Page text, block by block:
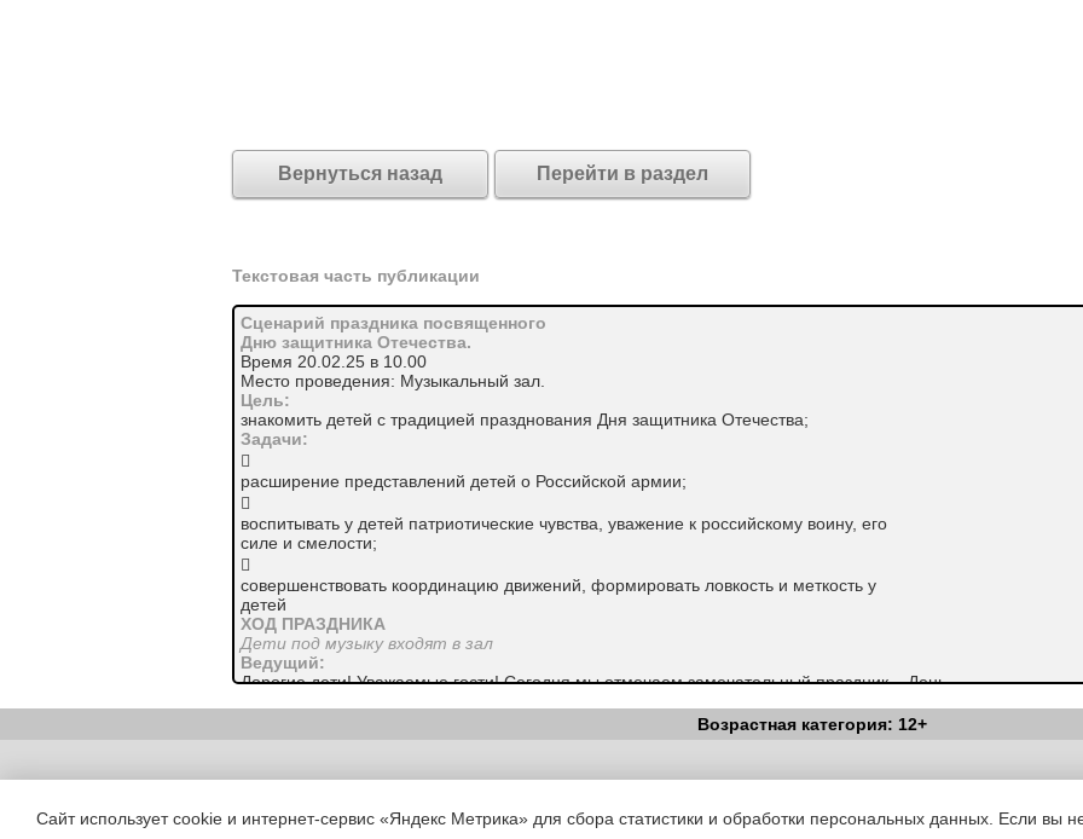
Вернуться назад Перейти в раздел
Текстовая часть публикации
Сценарий праздника посвященного
Дню защитника Отечества.
Время 20.02.25 в 10.00
Место проведения: Музыкальный зал.
Цель:
знакомить детей с традицией празднования Дня защитника Отечества;
Задачи:

расширение представлений детей о Российской армии;

воспитывать у детей патриотические чувства, уважение к российскому воину, его
силе и смелости;

совершенствовать координацию движений, формировать ловкость и меткость у
детей
ХОД ПРАЗДНИКА
Дети под музыку входят в зал
Ведущий:
Дорогие дети! Уважаемые гости! Сегодня мы отмечаем замечательный праздник – День
Поздравляем горячо!
Тех, кому ещё служить,
Возрастная категория: 12+
Copyright (c) |Вестник Педагога|Об издании|Условия|Политика
Сайт использует cookie и интернет-сервис «Яндекс Метрика» для сбора статистики и обработки персональных данных. Если вы